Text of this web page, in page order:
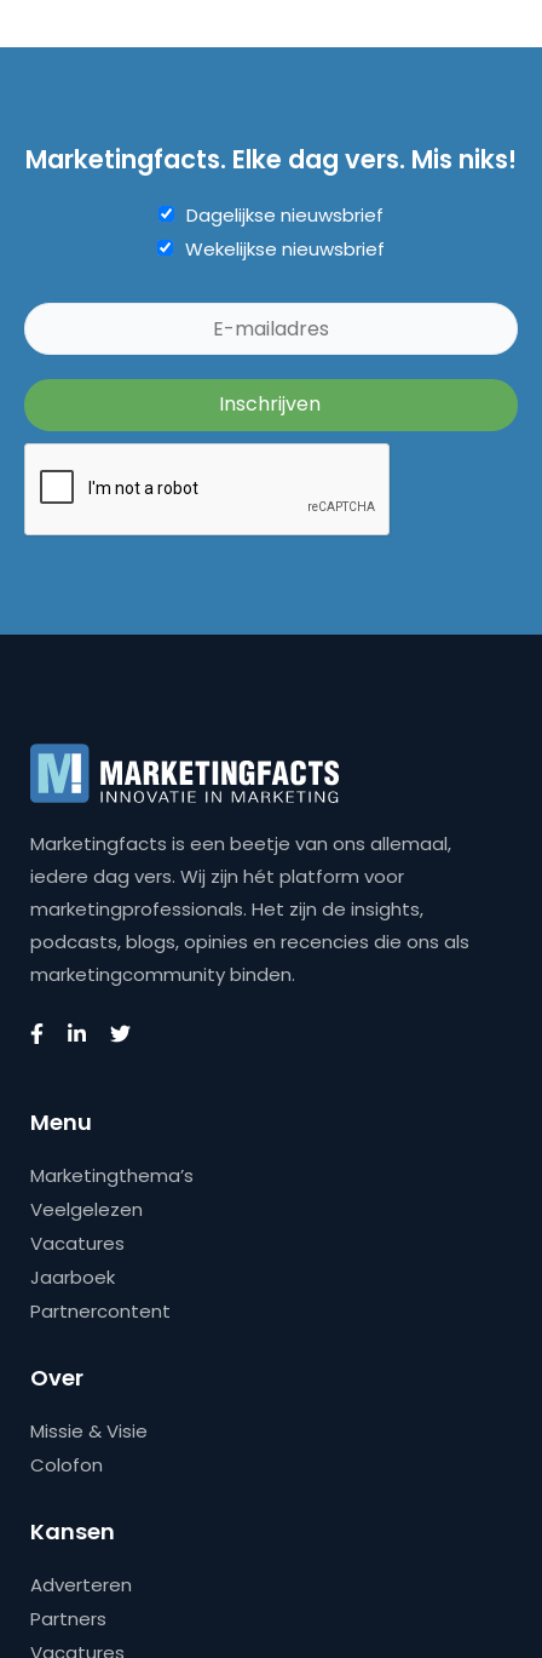
Marketingfacts. Elke dag vers. Mis niks!
Dagelijkse nieuwsbrief
Wekelijkse nieuwsbrief
Marketingfacts is een beetje van ons allemaal,
iedere dag vers. Wij zijn hét platform voor
marketingprofessionals. Het zijn de insights,
podcasts, blogs, opinies en recencies die ons als
marketingcommunity binden.
Menu
Marketingthema’s
Veelgelezen
Vacatures
Jaarboek
Partnercontent
Over
Missie & Visie
Colofon
Kansen
Adverteren
Partners
Vacatures